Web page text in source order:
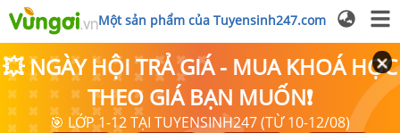
Một sản phẩm của Tuyensinh247.com
💥 NGÀY HỘI TRẢ GIÁ - MUA KHOÁ HỌC
THEO GIÁ BẠN MUỐN❗
🎯 LỚP 1-12 TẠI TUYENSINH247 (TỪ 10-12/08)